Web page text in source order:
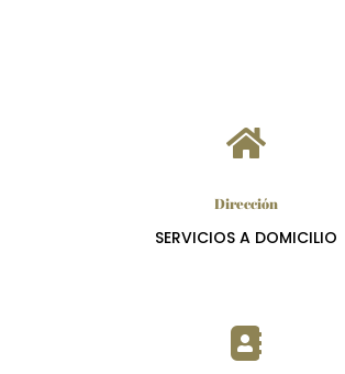

Dirección
SERVICIOS A DOMICILIO
